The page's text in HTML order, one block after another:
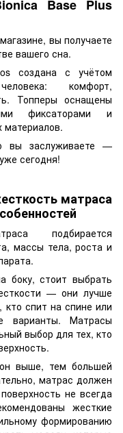
Base Plus
вы получаете
вашего сна.
создана с учётом
комфорт,
Топперы оснащены
фиксаторами и
материалов.
вы заслуживаете —
сегодня!
матраса
подбирается
массы тела, роста и
боку, стоит выбрать
— они лучше
спит на спине или
варианты. Матрасы
выбор для тех, кто
выше, тем большей
матрас должен
не всегда
жесткие
формированию